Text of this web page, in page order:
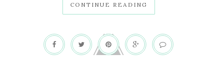
CONTINUE READING